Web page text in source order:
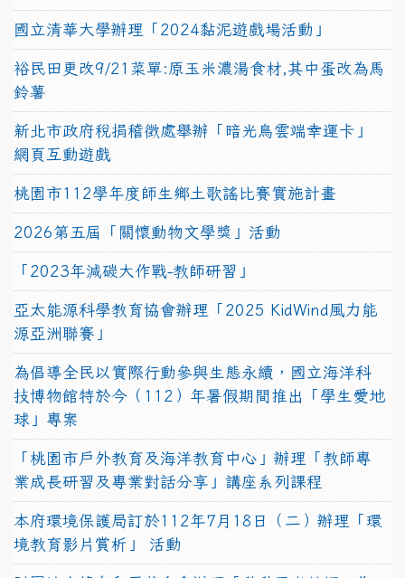
國立清華大學辦理「2024黏泥遊戲場活動」
裕民田更改9/21菜單:原玉米濃湯食材,其中蛋改為馬
鈴薯
新北市政府稅捐稽徵處舉辦「暗光鳥雲端幸運卡」
網頁互動遊戲
桃園市112學年度師生鄉土歌謠比賽實施計畫
2026第五屆「關懷動物文學獎」活動
「2023年減碳大作戰-教師研習」
亞太能源科學教育協會辦理「2025 KidWind風力能
源亞洲聯賽」
為倡導全民以實際行動參與生態永續，國立海洋科
技博物館特於今（112）年暑假期間推出「學生愛地
球」專案
「桃園市戶外教育及海洋教育中心」辦理「教師專
業成長研習及專業對話分享」講座系列課程
本府環境保護局訂於112年7月18日（二）辦理「環
境教育影片賞析」 活動